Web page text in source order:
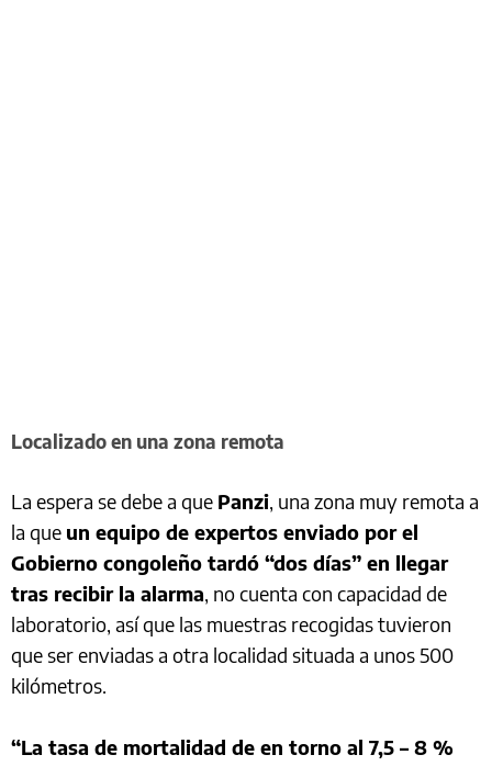
Localizado en una zona remota
La espera se debe a que Panzi, una zona muy remota a
la que un equipo de expertos enviado por el
Gobierno congoleño tardó “dos días” en llegar
tras recibir la alarma, no cuenta con capacidad de
laboratorio, así que las muestras recogidas tuvieron
que ser enviadas a otra localidad situada a unos 500
kilómetros.
“La tasa de mortalidad de en torno al 7,5 – 8 %